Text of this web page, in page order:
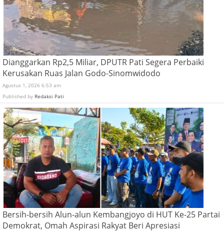
Dianggarkan Rp2,5 Miliar, DPUTR Pati Segera Perbaiki
Kerusakan Ruas Jalan Godo-Sinomwidodo
Agustus 1, 2026 6:53 am
Published by Redaksi Pati
Bersih-bersih Alun-alun Kembangjoyo di HUT Ke-25 Partai
Demokrat, Omah Aspirasi Rakyat Beri Apresiasi